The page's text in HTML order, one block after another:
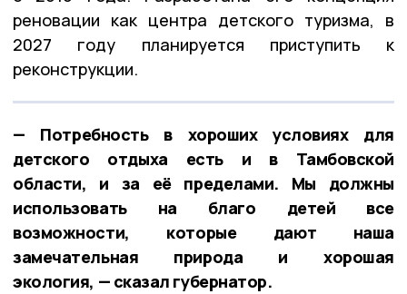
реновации как центра детского туризма, в
2027 году планируется приступить к
реконструкции.
— Потребность в хороших условиях для
детского отдыха есть и в Тамбовской
области, и за её пределами. Мы должны
использовать на благо детей все
возможности, которые дают наша
замечательная природа и хорошая
экология, — сказал губернатор.